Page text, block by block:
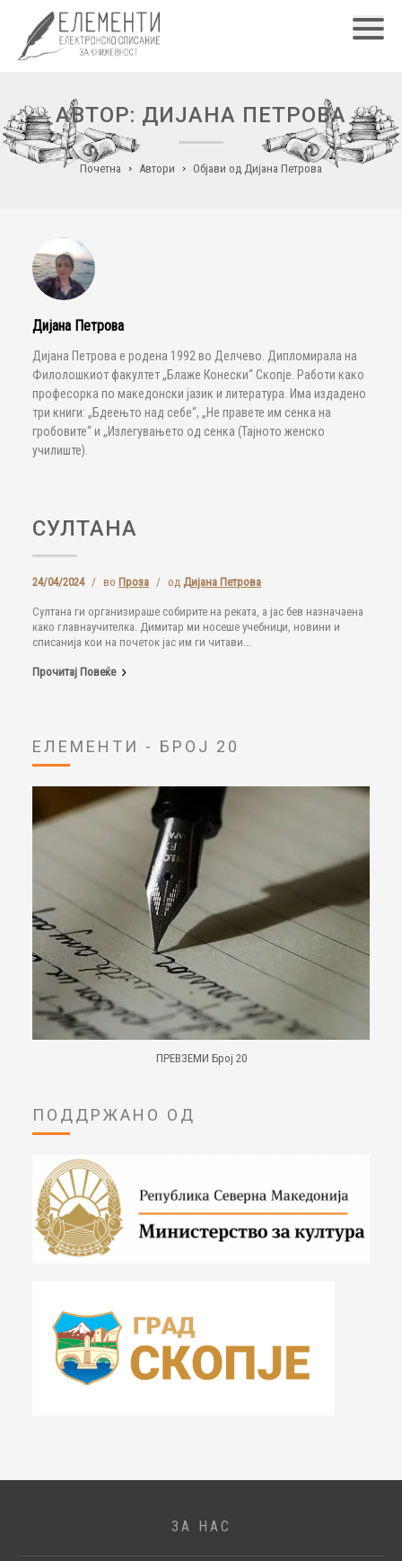
АВТОР: ДИЈАНА ПЕТРОВА
Почетна Автори Објави од Дијана Петрова
Дијана Петрова
Дијана Петрова е родена 1992 во Делчево. Дипломирала на
Филолошкиот факултет „Блаже Конески“ Скопје. Работи како
професорка по македонски јазик и литература. Има издадено
три книги: „Бдеењто над себе“, „Не правете им сенка на
гробовите“ и „Излегувањето од сенка (Тајното женско
училиште).
СУЛТАНА
24/04/2024 / во Проза / од Дијана Петрова
Султана ги организираше собирите на реката, а јас бев назначаена
како главнаучителка. Димитар ми носеше учебници, новини и
списанија кои на почеток јас им ги читави...
Прочитај Повеќе
ЕЛЕМЕНТИ - БРОЈ 20
ПРЕВЗЕМИ Број 20
ПОДДРЖАНО ОД
ЗА НАС